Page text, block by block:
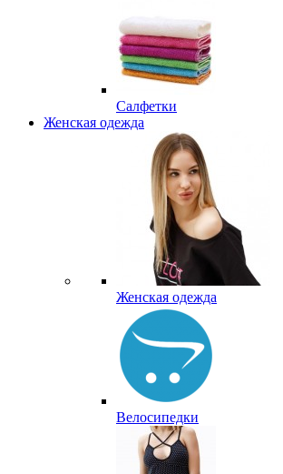
Салфетки
Женская одежда
Женская одежда
Велосипедки